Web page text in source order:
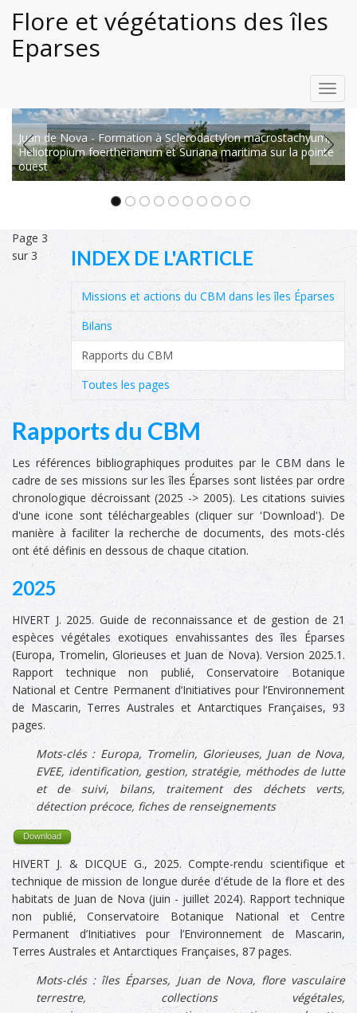
Flore et végétations des îles
Eparses
île du Lys - Lagon interne bordé de Pemphis acidula
INDEX DE L'ARTICLE
Missions et actions du CBM dans les îles Éparses
Bilans
Rapports du CBM
Toutes les pages
Page 3
sur 3
Rapports du CBM
Les références bibliographiques produites par le CBM dans le
cadre de ses missions sur les îles Éparses sont listées par ordre
chronologique décroissant (2025 -> 2005). Les citations suivies
d'une icone sont téléchargeables (cliquer sur 'Download'). De
manière à faciliter la recherche de documents, des mots-clés
ont été définis en dessous de chaque citation.
2025
HIVERT J. 2025. Guide de reconnaissance et de gestion de 21
espèces végétales exotiques envahissantes des îles Éparses
(Europa, Tromelin, Glorieuses et Juan de Nova). Version 2025.1.
Rapport technique non publié, Conservatoire Botanique
National et Centre Permanent d’Initiatives pour l’Environnement
de Mascarin, Terres Australes et Antarctiques Françaises, 93
pages.
Mots-clés : Europa, Tromelin, Glorieuses, Juan de Nova,
EVEE, identification, gestion, stratégie, méthodes de lutte
et de suivi, bilans, traitement des déchets verts,
détection précoce, fiches de renseignements
Download
HIVERT J. & DICQUE G., 2025. Compte-rendu scientifique et
technique de mission de longue durée d'étude de la flore et des
habitats de Juan de Nova (juin - juillet 2024). Rapport technique
non publié, Conservatoire Botanique National et Centre
Permanent d’Initiatives pour l’Environnement de Mascarin,
Terres Australes et Antarctiques Françaises, 87 pages.
Mots-clés : îles Éparses, Juan de Nova, flore vasculaire
terrestre, collections végétales,